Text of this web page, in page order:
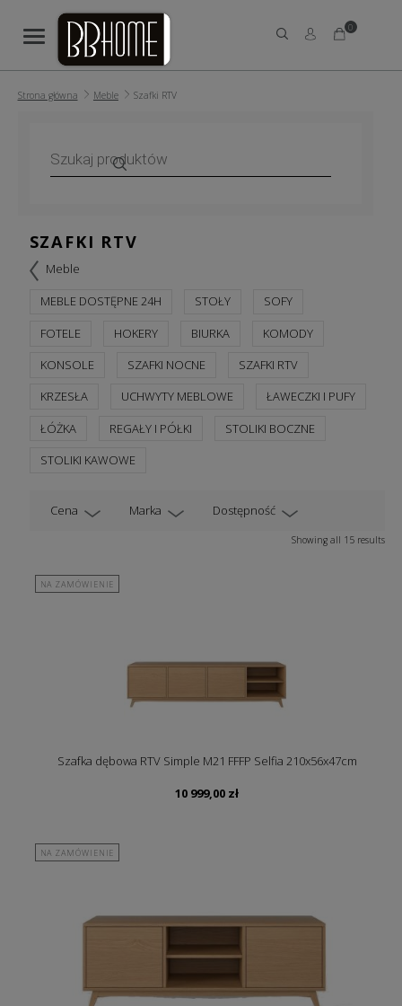
0
Strona główna Meble Szafki RTV
produktów
SZAFKI RTV
Meble
MEBLE DOSTĘPNE 24H STOŁY
SOFY
FOTELE
HOKERY BIURKA
KOMODY
KONSOLE
SZAFKI NOCNE
SZAFKI RTV
KRZESŁA
UCHWYTY MEBLOWE
ŁAWECZKI I PUFY
ŁÓŻKA
REGAŁY I PÓŁKI
STOLIKI BOCZNE
STOLIKI KAWOWE
Cena Marka Dostępność
Showing all 15 results
NA ZAMÓWIENIE
Szafka dębowa RTV Simple M21 FFFP Selfia 210x56x47cm
10 999,00 zł
NA ZAMÓWIENIE